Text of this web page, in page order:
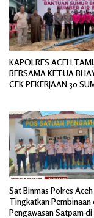
KAPOLRES ACEH
BERSAMA KETUA
CEK PEKERJAAN 30
Sat Binmas Polres
Tingkatkan Pembinaan
Pengawasan Satpam di